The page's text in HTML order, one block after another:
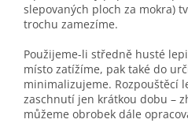
slepovaných ploch za mokra)
trochu zamezíme.
Použijeme-li středně husté
místo zatížíme, pak také do
minimalizujeme. Rozpouštěcí
zaschnutí jen krátkou dobu –
můžeme obrobek dále